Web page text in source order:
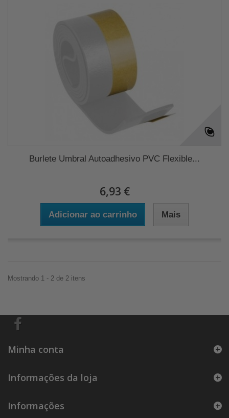
Burlete Umbral Autoadhesivo PVC Flexible...
6,93 €
Adicionar ao carrinho Mais
Mostrando 1 - 2 de 2 itens
Minha conta
Informações da loja
Informações